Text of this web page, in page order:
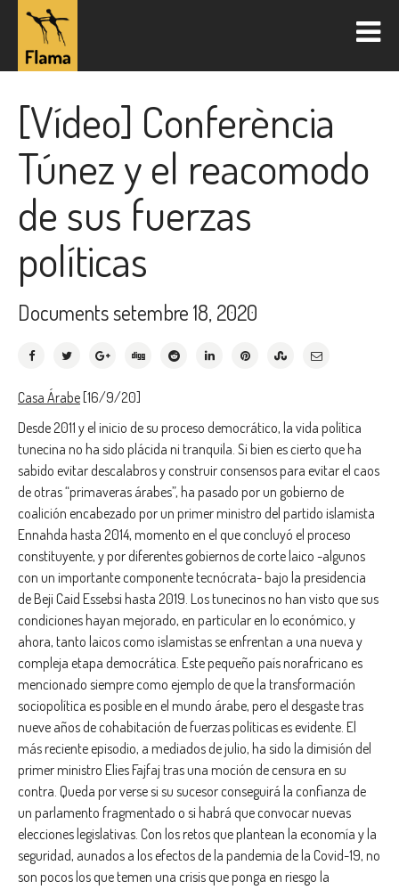
[Vídeo] Conferència
Túnez y el reacomodo
de sus fuerzas
políticas
Documentssetembre 18, 2020
Casa Árabe [16/9/20]
Desde 2011 y el inicio de su proceso democrático, la vida política
tunecina no ha sido plácida ni tranquila. Si bien es cierto que ha
sabido evitar descalabros y construir consensos para evitar el caos
de otras “primaveras árabes”, ha pasado por un gobierno de
coalición encabezado por un primer ministro del partido islamista
Ennahda hasta 2014, momento en el que concluyó el proceso
constituyente, y por diferentes gobiernos de corte laico -algunos
con un importante componente tecnócrata- bajo la presidencia
de Beji Caid Essebsi hasta 2019. Los tunecinos no han visto que sus
condiciones hayan mejorado, en particular en lo económico, y
ahora, tanto laicos como islamistas se enfrentan a una nueva y
compleja etapa democrática. Este pequeño país norafricano es
mencionado siempre como ejemplo de que la transformación
sociopolítica es posible en el mundo árabe, pero el desgaste tras
nueve años de cohabitación de fuerzas políticas es evidente. El
más reciente episodio, a mediados de julio, ha sido la dimisión del
primer ministro Elies Fajfaj tras una moción de censura en su
contra. Queda por verse si su sucesor conseguirá la confianza de
un parlamento fragmentado o si habrá que convocar nuevas
elecciones legislativas. Con los retos que plantean la economía y la
seguridad, aunados a los efectos de la pandemia de la Covid-19, no
son pocos los que temen una crisis que ponga en riesgo la